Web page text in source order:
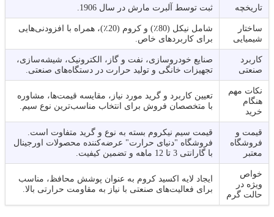
تاریخچه ثبت توسط آلبرت مارش در سال 1906.
ساختار
شیمیایی
شامل نیکل (80٪) و کروم (20٪)، همراه با افزودنی‌هایی
برای کاربردهای خاص.
کاربرد
صنعتی
صنایع خودروسازی، نفت و گاز، الکترونیک، شیشه‌سازی،
تجهیزات خانگی و تولید حرارت در دستگاه‌های صنعتی.
نکات مهم
هنگام
خرید
تعیین کاربرد و گرید مورد نیاز، مقایسه قیمت‌ها، مشاوره
با متخصصان فروش برای انتخاب مناسب‌ترین نوع سیم.
قیمت و
فروشگاه
معتبر
قیمت سیم نیکروم بسته به نوع و گرید متفاوت است.
فروشگاه "دنیای حرارت" عرضه‌کننده محصولات اورجینال
با گارانتی 3 تا 12 ماهه و تضمین کیفیت.
خواص
ویژه در
حالت گرم
ایجاد لایه اکسید کروم به عنوان پوشش محافظ، مناسب
برای فعالیت‌های صنعتی با نیاز به مقاومت حرارتی بالا.